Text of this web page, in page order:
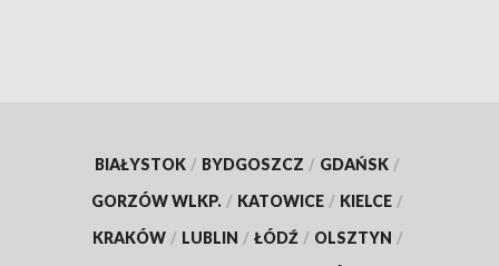
BIAŁYSTOK / BYDGOSZCZ / GDAŃSK /
GORZÓW WLKP. / KATOWICE / KIELCE /
KRAKÓW / LUBLIN / ŁÓDŹ / OLSZTYN /